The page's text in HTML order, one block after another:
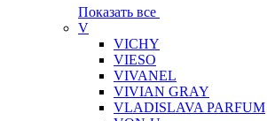
Показать все
V
VICHY
VIESO
VIVANEL
VIVIAN GRAY
VLADISLAVA PARFUM